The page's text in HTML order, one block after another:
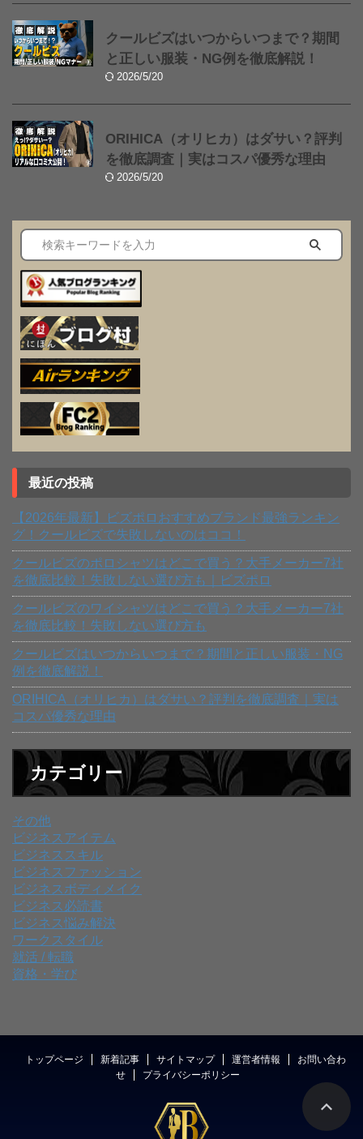
クールビズはいつからいつまで？期間
と正しい服装・NG例を徹底解説！
2026/5/20
ORIHICA（オリヒカ）はダサい？評判
を徹底調査｜実はコスパ優秀な理由
2026/5/20
最近の投稿
【2026年最新】ビズポロおすすめブランド最強ランキン
グ！クールビズで失敗しないのはココ！
クールビズのポロシャツはどこで買う？大手メーカー7社
を徹底比較！失敗しない選び方も｜ビズポロ
クールビズのワイシャツはどこで買う？大手メーカー7社
を徹底比較！失敗しない選び方も
クールビズはいつからいつまで？期間と正しい服装・NG
例を徹底解説！
ORIHICA（オリヒカ）はダサい？評判を徹底調査｜実は
コスパ優秀な理由
カテゴリー
その他
ビジネスアイテム
ビジネススキル
ビジネスファッション
ビジネスボディメイク
ビジネス必読書
ビジネス悩み解決
ワークスタイル
就活 / 転職
資格・学び
トップページ 新着記事 サイトマップ 運営者情報
お問い合わ
せ
プライバシーポリシー